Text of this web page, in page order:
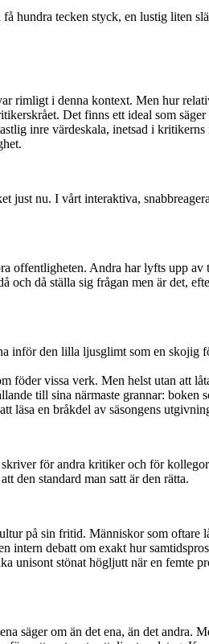
hundra tecken styck, en lustig liten
rimligt i denna kontext. Men hur
Det finns ett ideal som
inre värdeskala, inetsad i
nu. I vårt interaktiva,
offentligheten. Andra har lyfts upp av
och då ställa sig frågan men är det,
inför den lilla ljusglimt som en skojig
föder vissa verk. Men helst utan att
till sina närmaste grannar: boken
en bråkdel av säsongens
för andra kritiker och för
den standard man satt är den rätta.
på sin fritid. Människor som oftare
intern debatt om exakt hur
stönat högljutt när en femte
säger om än det ena, än det andra.